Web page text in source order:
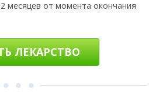
противопоказан при
использовать